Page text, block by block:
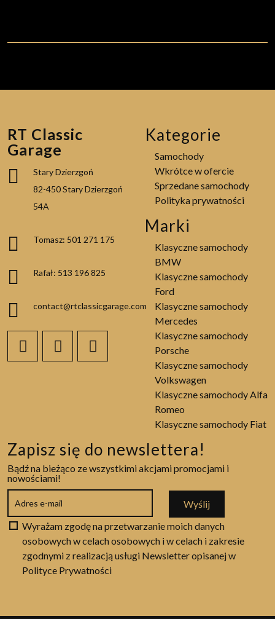
RT Classic
Garage
Stary Dzierzgoń
82-450 Stary Dzierzgoń
54A
Tomasz: 501 271 175
Rafał: 513 196 825
contact@rtclassicgarage.com
Kategorie
Samochody
Wkrótce w ofercie
Sprzedane samochody
Polityka prywatności
Marki
Klasyczne samochody
BMW
Klasyczne samochody
Ford
Klasyczne samochody
Mercedes
Klasyczne samochody
Porsche
Klasyczne samochody
Volkswagen
Klasyczne samochody Alfa
Romeo
Klasyczne samochody Fiat
Zapisz się do newslettera!
Bądź na bieżąco ze wszystkimi akcjami promocjami i
nowościami!
Wyślij
Wyrażam zgodę na przetwarzanie moich danych
osobowych w celach osobowych i w celach i zakresie
zgodnymi z realizacją usługi Newsletter opisanej w
Polityce Prywatności